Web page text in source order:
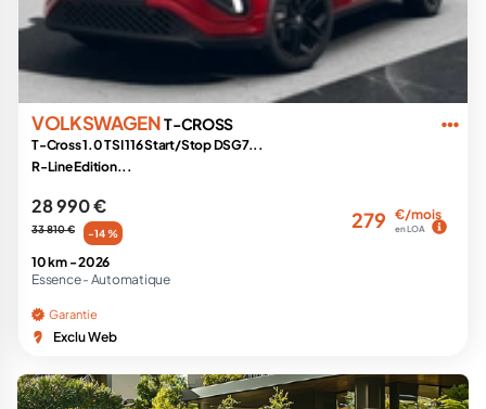
VOLKSWAGENT-CROSS
T-Cross 1.0 TSI 116 Start/Stop DSG7...
R-Line Edition...
28 990 €
33 810 € -14 %
279 €/mois
en LOA
10 km -2026
Essence - Automatique
Garantie
Exclu Web